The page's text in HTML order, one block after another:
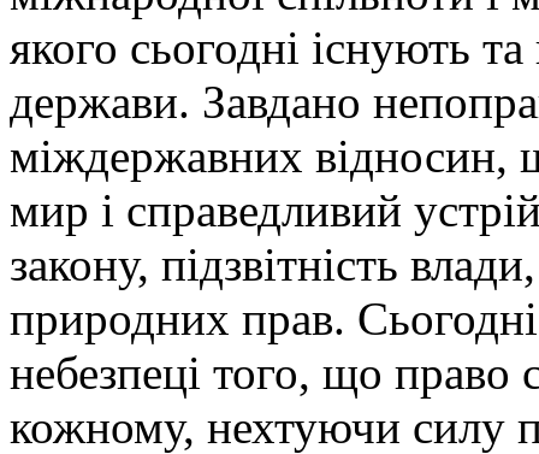
якого сьогодні існують
держави. Завдано
міждержавних відносин,
мир і справедливий
закону, підзвітність
природних прав.
небезпеці того, що право
кожному, нехтуючи силу